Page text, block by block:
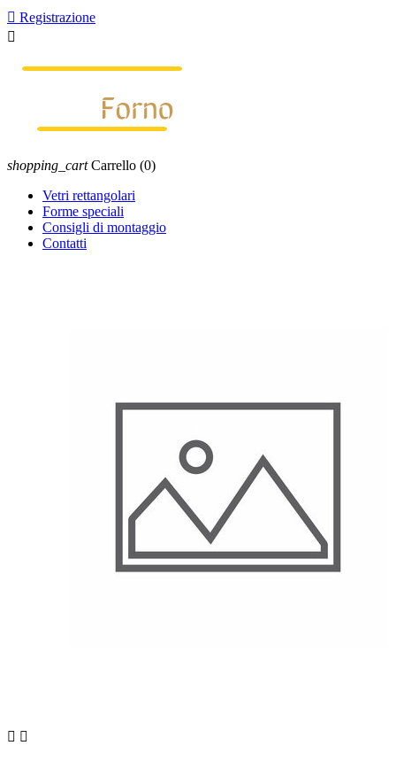
 Registrazione

shopping_cart Carrello (0)
Vetri rettangolari
Forme speciali
Consigli di montaggio
Contatti
 